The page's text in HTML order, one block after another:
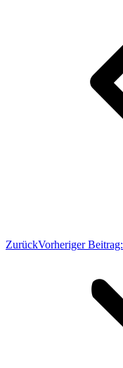
ZurückVorheriger Beitrag: